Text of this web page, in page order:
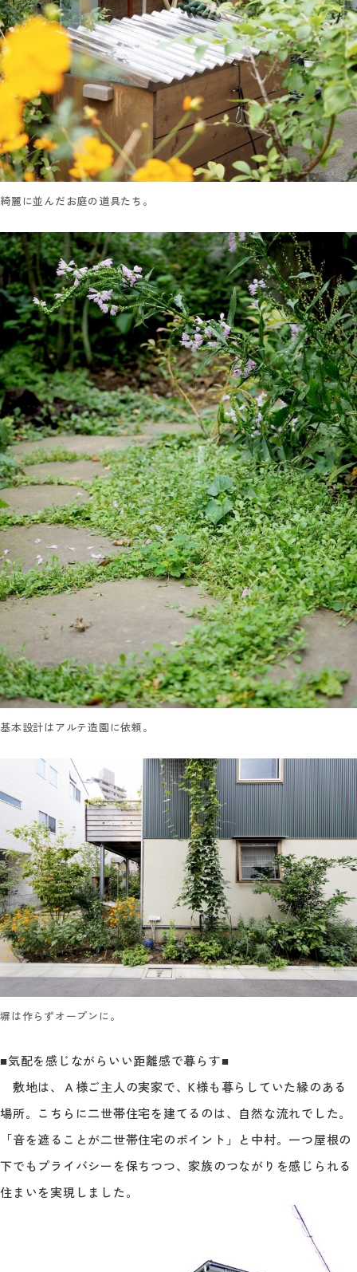
綺麗に並んだお庭の道具たち。
基本設計はアルテ造園に依頼。
塀は作らずオープンに。
■気配を感じながらいい距離感で暮らす■
敷地は、Ａ様ご主人の実家で、K様も暮らしていた縁のある
場所。こちらに二世帯住宅を建てるのは、自然な流れでした。
「音を遮ることが二世帯住宅のポイント」と中村。一つ屋根の
下でもプライバシーを保ちつつ、家族のつながりを感じられる
住まいを実現しました。